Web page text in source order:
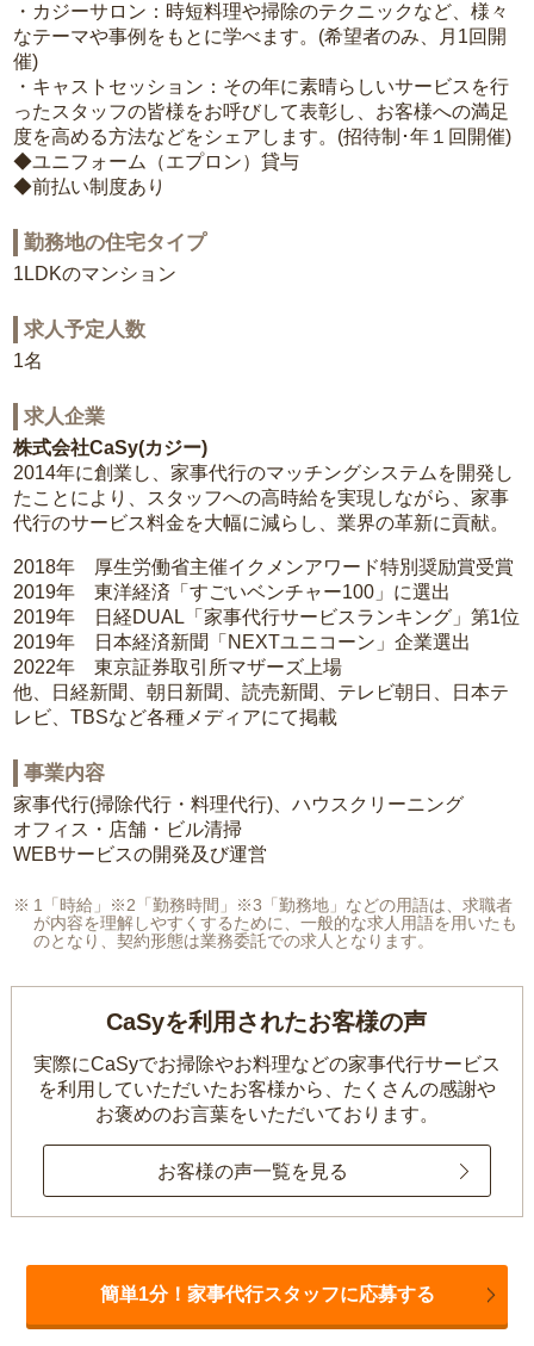
・カジーサロン：時短料理や掃除のテクニックなど、様々
なテーマや事例をもとに学べます。(希望者のみ、月1回開
催)
・キャストセッション：その年に素晴らしいサービスを行
ったスタッフの皆様をお呼びして表彰し、お客様への満足
度を高める方法などをシェアします。(招待制･年１回開催)
◆ユニフォーム（エプロン）貸与
◆前払い制度あり
勤務地の住宅タイプ
1LDKのマンション
求人予定人数
1名
求人企業
株式会社CaSy(カジー)
2014年に創業し、家事代行のマッチングシステムを開発し
たことにより、スタッフへの高時給を実現しながら、家事
代行のサービス料金を大幅に減らし、業界の革新に貢献。
2018年 厚生労働省主催イクメンアワード特別奨励賞受賞
2019年 東洋経済「すごいベンチャー100」に選出
2019年 日経DUAL「家事代行サービスランキング」第1位
2019年 日本経済新聞「NEXTユニコーン」企業選出
2022年 東京証券取引所マザーズ上場
他、日経新聞、朝日新聞、読売新聞、テレビ朝日、日本テ
レビ、TBSなど各種メディアにて掲載
事業内容
家事代行(掃除代行・料理代行)、ハウスクリーニング
オフィス・店舗・ビル清掃
WEBサービスの開発及び運営
1「時給」※2「勤務時間」※3「勤務地」などの用語は、求職者
が内容を理解しやすくするために、一般的な求人用語を用いたも
のとなり、契約形態は業務委託での求人となります。
CaSyを利用されたお客様の声
実際にCaSyでお掃除やお料理などの家事代行サービス
を利用していただいたお客様から、 たくさんの感謝や
お褒めのお言葉をいただいております。
お客様の声一覧を見る
簡単1分！家事代行スタッフに応募する